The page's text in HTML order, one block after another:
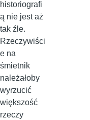
historiografi
ą nie jest aż
tak źle.
Rzeczywiści
e na
śmietnik
należałoby
wyrzucić
większość
rzeczy